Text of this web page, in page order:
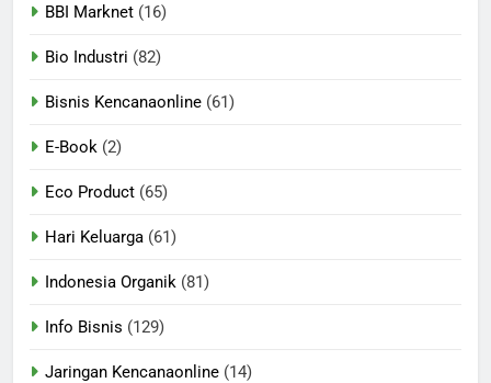
BBI Marknet (16)
Bio Industri (82)
Bisnis Kencanaonline (61)
E-Book (2)
Eco Product (65)
Hari Keluarga (61)
Indonesia Organik (81)
Info Bisnis (129)
Jaringan Kencanaonline (14)